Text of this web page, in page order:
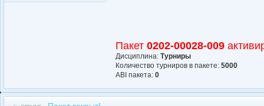
Пакет 0202-00028-009
Дисциплина: Турниры
Количество турниров в пакете: 5000
АBI пакета: 0